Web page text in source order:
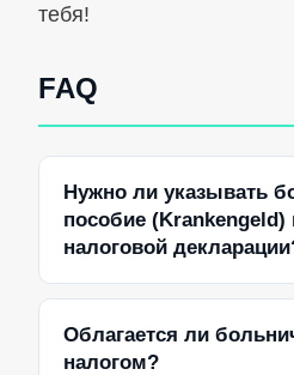
тебя!
FAQ
Нужно ли указывать
пособие (Krankengeld)
налоговой
Облагается ли
налогом?